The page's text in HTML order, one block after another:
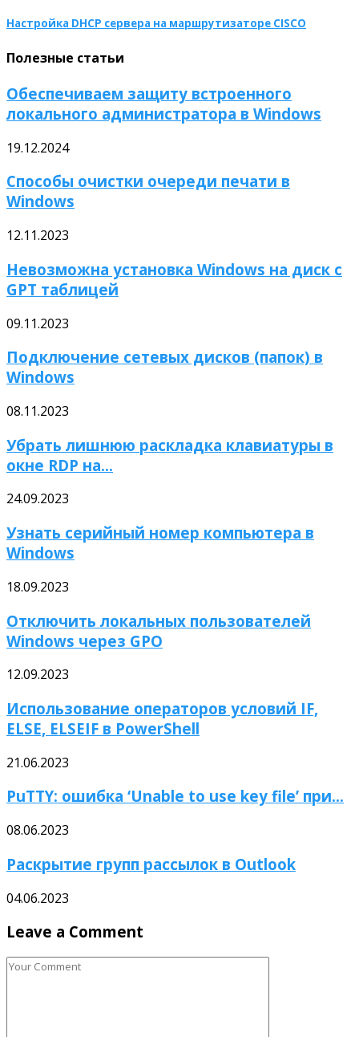
Настройка DHCP сервера на маршрутизаторе CISCO
Полезные статьи
Обеспечиваем защиту встроенного
локального администратора в Windows
19.12.2024
Способы очистки очереди печати в
Windows
12.11.2023
Невозможна установка Windows на диск с
GPT таблицей
09.11.2023
Подключение сетевых дисков (папок) в
Windows
08.11.2023
Убрать лишнюю раскладка клавиатуры в
окне RDP на...
24.09.2023
Узнать серийный номер компьютера в
Windows
18.09.2023
Отключить локальных пользователей
Windows через GPO
12.09.2023
Использование операторов условий IF,
ELSE, ELSEIF в PowerShell
21.06.2023
PuTTY: ошибка ‘Unable to use key file’ при...
08.06.2023
Раскрытие групп рассылок в Outlook
04.06.2023
Leave a Comment